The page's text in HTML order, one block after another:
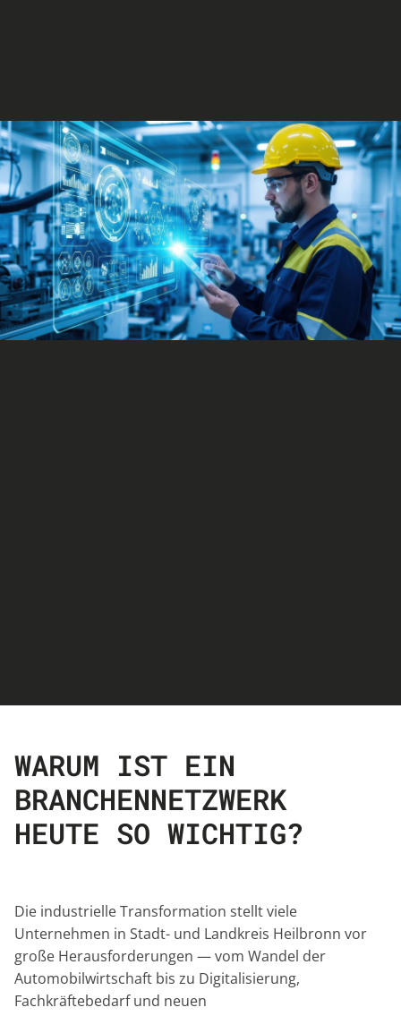
WARUM IST EIN
BRANCHENNETZWERK
HEUTE SO WICHTIG?
Die industrielle Transformation stellt viele
Unternehmen in Stadt- und Landkreis Heilbronn vor
große Herausforderungen — vom Wandel der
Automobilwirtschaft bis zu Digitalisierung,
Fachkräftebedarf und neuen